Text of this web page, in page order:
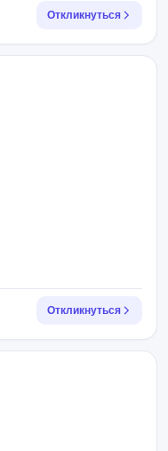
Откликнуться
Откликнуться